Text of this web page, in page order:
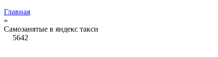
Главная
»
Самозанятые в яндекс такси
5642